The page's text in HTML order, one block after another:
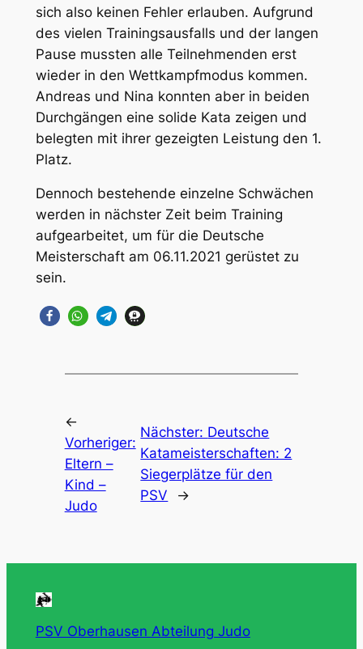
sich also keinen Fehler erlauben. Aufgrund
des vielen Trainingsausfalls und der langen
Pause mussten alle Teilnehmenden erst
wieder in den Wettkampfmodus kommen.
Andreas und Nina konnten aber in beiden
Durchgängen eine solide Kata zeigen und
belegten mit ihrer gezeigten Leistung den 1.
Platz.
Dennoch bestehende einzelne Schwächen
werden in nächster Zeit beim Training
aufgearbeitet, um für die Deutsche
Meisterschaft am 06.11.2021 gerüstet zu
sein.
←
Vorheriger:
Eltern –
Kind –
Judo
Nächster: Deutsche
Katameisterschaften: 2
Siegerplätze für den
PSV
→
PSV Oberhausen Abteilung Judo